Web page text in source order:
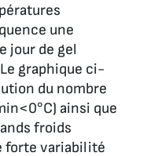
une
jour de gel
graphique ci-
du nombre
ainsi que
froids
forte variabilité